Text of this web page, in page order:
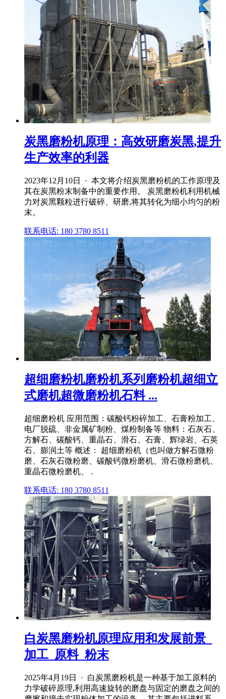
炭黑磨粉机原理：高效研磨炭黑,提升
生产效率的利器
2023年12月10日 · 本文将介绍炭黑磨粉机的工作原理及
其在炭黑粉末制备中的重要作用。 炭黑磨粉机利用机械
力对炭黑颗粒进行破碎、研磨,将其转化为细小均匀的粉
末。
联系电话: 180 3780 8511
超细磨粉机磨粉机系列磨粉机超细立
式磨机超微磨粉机石料 ...
超细磨粉机 应用范围：碳酸钙粉碎加工、石膏粉加工、
电厂脱硫、非金属矿制粉、煤粉制备等 物料：石灰石、
方解石、碳酸钙、重晶石、滑石、石膏、辉绿岩、石英
石、膨润土等 概述： 超细磨粉机（也叫做方解石微粉
磨、石灰石微粉磨、碳酸钙微粉磨机、滑石微粉磨机、
重晶石微粉磨机、 .
联系电话: 180 3780 8511
白炭黑磨粉机原理应用和发展前景_
加工_原料_粉末
2025年4月19日 · 白炭黑磨粉机是一种基于加工原料的
力学破碎原理,利用高速旋转的磨盘与固定的磨盘之间的